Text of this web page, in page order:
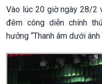
Vào lúc 20 giờ ngày 28/2
đêm công diễn chính
hưởng “Thanh âm dưới